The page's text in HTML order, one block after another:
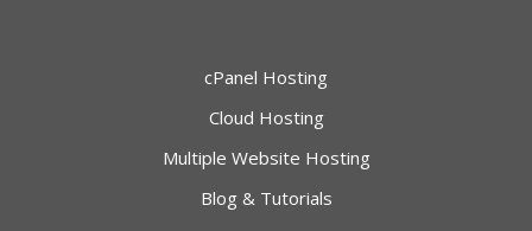
cPanel Hosting
Cloud Hosting
Multiple Website Hosting
Blog & Tutorials